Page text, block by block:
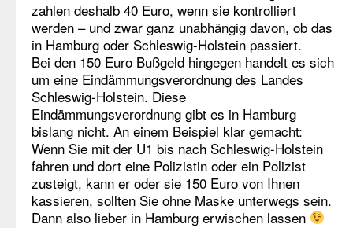
zahlen deshalb 40 Euro, wenn sie kontrolliert
werden – und zwar ganz unabhängig davon, ob das
in Hamburg oder Schleswig-Holstein passiert.
Bei den 150 Euro Bußgeld hingegen handelt es sich
um eine Eindämmungsverordnung des Landes
Schleswig-Holstein. Diese
Eindämmungsverordnung gibt es in Hamburg
bislang nicht. An einem Beispiel klar gemacht:
Wenn Sie mit der U1 bis nach Schleswig-Holstein
fahren und dort eine Polizistin oder ein Polizist
zusteigt, kann er oder sie 150 Euro von Ihnen
kassieren, sollten Sie ohne Maske unterwegs sein.
Dann also lieber in Hamburg erwischen lassen